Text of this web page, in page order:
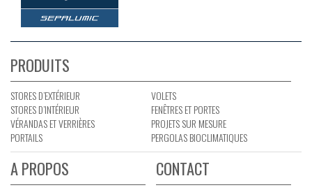
PRODUITS
STORES D’EXTÉRIEUR
STORES D’INTÉRIEUR
VÉRANDAS ET VERRIÈRES
PORTAILS
VOLETS
FENÊTRES ET PORTES
PROJETS SUR MESURE
PERGOLAS BIOCLIMATIQUES
A PROPOS CONTACT